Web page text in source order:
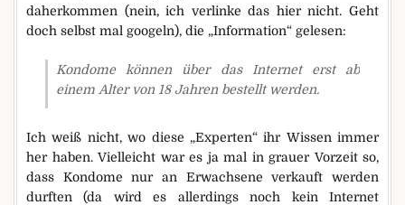
daherkommen (nein, ich verlinke das hier nicht. Geht
doch selbst mal googeln), die „Information“ gelesen:
Kondome können über das Internet erst ab
einem Alter von 18 Jahren bestellt werden.
Ich weiß nicht, wo diese „Experten“ ihr Wissen immer
her haben. Vielleicht war es ja mal in grauer Vorzeit so,
dass Kondome nur an Erwachsene verkauft werden
durften (da wird es allerdings noch kein Internet